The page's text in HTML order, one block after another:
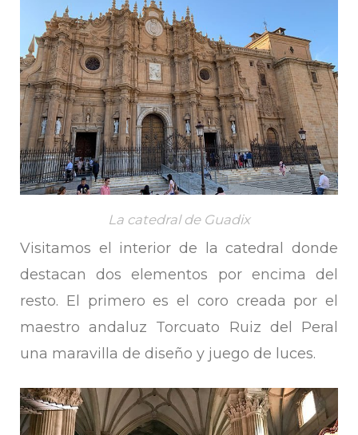
La catedral de Guadix
Visitamos el interior de la catedral donde
destacan dos elementos por encima del
resto. El primero es el coro creada por el
maestro andaluz Torcuato Ruiz del Peral
una maravilla de diseño y juego de luces.